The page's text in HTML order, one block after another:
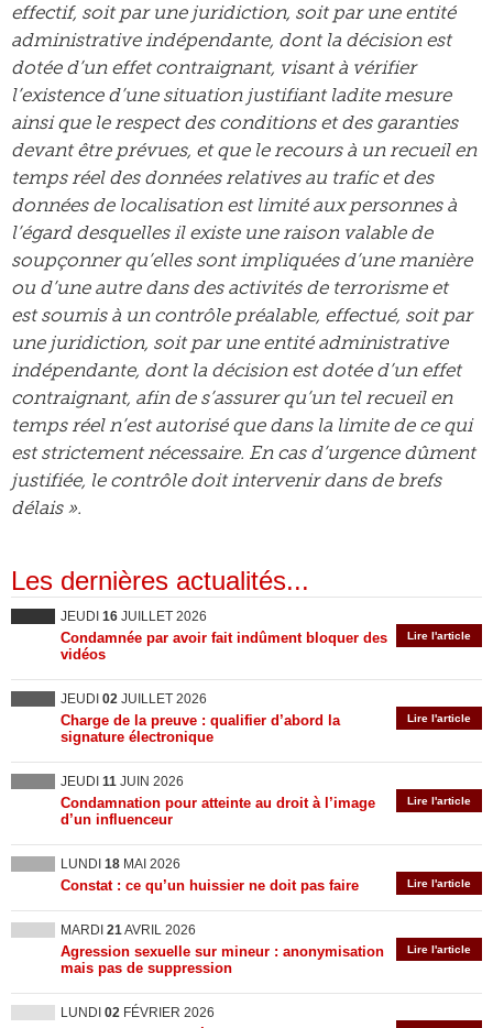
effectif, soit par une juridiction, soit par une entité
administrative indépendante, dont la décision est
dotée d’un effet contraignant, visant à vérifier
l’existence d’une situation justifiant ladite mesure
ainsi que le respect des conditions et des garanties
devant être prévues, et que le recours à un recueil en
temps réel des données relatives au trafic et des
données de localisation est limité aux personnes à
l’égard desquelles il existe une raison valable de
soupçonner qu’elles sont impliquées d’une manière
ou d’une autre dans des activités de terrorisme et
est soumis à un contrôle préalable, effectué, soit par
une juridiction, soit par une entité administrative
indépendante, dont la décision est dotée d’un effet
contraignant, afin de s’assurer qu’un tel recueil en
temps réel n’est autorisé que dans la limite de ce qui
est strictement nécessaire. En cas d’urgence dûment
justifiée, le contrôle doit intervenir dans de brefs
délais ».
Les dernières actualités...
JEUDI 16 JUILLET 2026
Lire l'article
Condamnée par avoir fait indûment bloquer des
vidéos
JEUDI 02 JUILLET 2026
Lire l'article
Charge de la preuve : qualifier d’abord la
signature électronique
JEUDI 11 JUIN 2026
Lire l'article
Condamnation pour atteinte au droit à l’image
d’un influenceur
LUNDI 18 MAI 2026
Lire l'article
Constat : ce qu’un huissier ne doit pas faire
MARDI 21AVRIL 2026
Lire l'article
Agression sexuelle sur mineur : anonymisation
mais pas de suppression
LUNDI 02 FÉVRIER 2026